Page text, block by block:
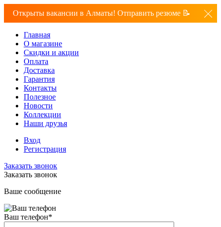
Открыты вакансии в Алматы! Отправить резюме 📝
Главная
О магазине
Скидки и акции
Оплата
Доставка
Гарантия
Контакты
Полезное
Новости
Коллекции
Наши друзья
Вход
Регистрация
Заказать звонок
Заказать звонок
Ваше сообщение
Ваш телефон*